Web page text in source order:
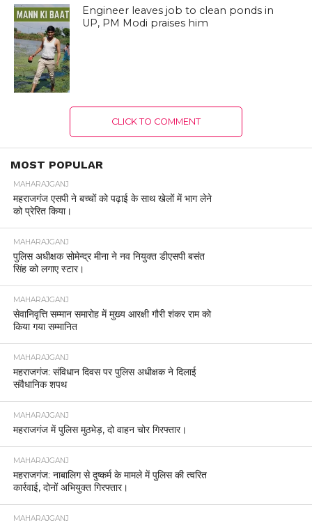
Engineer leaves job to clean ponds in
UP, PM Modi praises him
CLICK TO COMMENT
MOST POPULAR
MAHARAJGANJ
महराजगंज एसपी ने बच्चों को पढ़ाई के साथ खेलों में भाग लेने
को प्रेरित किया।
MAHARAJGANJ
पुलिस अधीक्षक सोमेन्द्र मीना ने नव नियुक्त डीएसपी बसंत
सिंह को लगाए स्टार।
MAHARAJGANJ
सेवानिवृत्ति सम्मान समारोह में मुख्य आरक्षी गौरी शंकर राम को
किया गया सम्मानित
MAHARAJGANJ
महराजगंज: संविधान दिवस पर पुलिस अधीक्षक ने दिलाई
संवैधानिक शपथ
MAHARAJGANJ
महराजगंज में पुलिस मुठभेड़, दो वाहन चोर गिरफ्तार।
MAHARAJGANJ
महराजगंज: नाबालिग से दुष्कर्म के मामले में पुलिस की त्वरित
कार्रवाई, दोनों अभियुक्त गिरफ्तार।
MAHARAJGANJ